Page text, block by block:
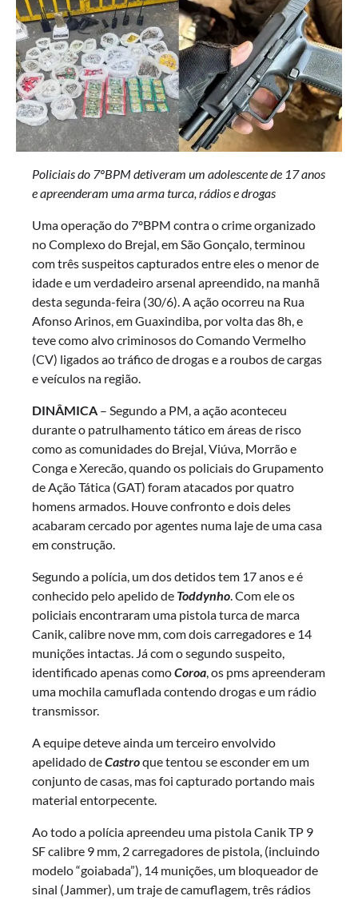
Policiais do 7ºBPM detiveram um adolescente de 17 anos
e apreenderam uma arma turca, rádios e drogas
Uma operação do 7ºBPM contra o crime organizado
no Complexo do Brejal, em São Gonçalo, terminou
com três suspeitos capturados entre eles o menor de
idade e um verdadeiro arsenal apreendido, na manhã
desta segunda-feira (30/6). A ação ocorreu na Rua
Afonso Arinos, em Guaxindiba, por volta das 8h, e
teve como alvo criminosos do Comando Vermelho
(CV) ligados ao tráfico de drogas e a roubos de cargas
e veículos na região.
DINÂMICA – Segundo a PM, a ação aconteceu
durante o patrulhamento tático em áreas de risco
como as comunidades do Brejal, Viúva, Morrão e
Conga e Xerecão, quando os policiais do Grupamento
de Ação Tática (GAT) foram atacados por quatro
homens armados. Houve confronto e dois deles
acabaram cercado por agentes numa laje de uma casa
em construção.
Segundo a polícia, um dos detidos tem 17 anos e é
conhecido pelo apelido de Toddynho. Com ele os
policiais encontraram uma pistola turca de marca
Canik, calibre nove mm, com dois carregadores e 14
munições intactas. Já com o segundo suspeito,
identificado apenas comoCoroa, os pms apreenderam
uma mochila camuflada contendo drogas e um rádio
transmissor.
A equipe deteve ainda um terceiro envolvido
apelidado deCastroque tentou se esconder em um
conjunto de casas, mas foi capturado portando mais
material entorpecente.
Ao todo a polícia apreendeu uma pistola Canik TP 9
SF calibre 9 mm, 2 carregadores de pistola, (incluindo
modelo “goiabada”), 14 munições, um bloqueador de
sinal (Jammer), um traje de camuflagem, três rádios